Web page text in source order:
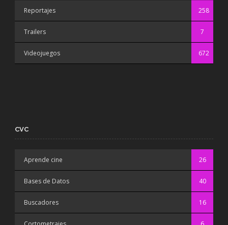
Reportajes 258
Trailers 7
Videojuegos 672
CVC
Aprende cine 26
Bases de Datos 40
Buscadores 16